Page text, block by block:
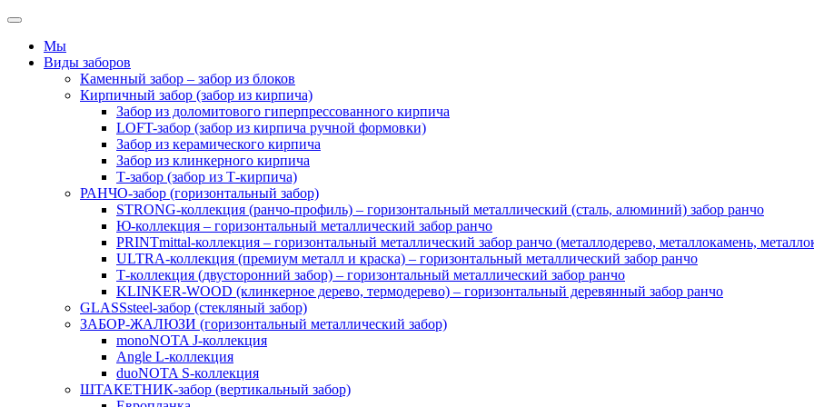
Мы
Виды заборов
Каменный забор – забор из блоков
Кирпичный забор (забор из кирпича)
Забор из доломитового гиперпрессованного кирпича
LOFT-забор (забор из кирпича ручной формовки)
Забор из керамического кирпича
Забор из клинкерного кирпича
Т-забор (забор из Т-кирпича)
РАНЧО-забор (горизонтальный забор)
STRONG-коллекция (ранчо-профиль) – горизонтальный металлический (сталь, алюминий) забор ранчо
Ю-коллекция – горизонтальный металлический забор ранчо
PRINTmittal-коллекция – горизонтальный металлический забор ранчо (металлодерево, металлокамень,
ULTRA-коллекция (премиум металл и краска) – горизонтальный металлический забор ранчо
Т-коллекция (двусторонний забор) – горизонтальный металлический забор ранчо
KLINKER-WOOD (клинкерное дерево, термодерево) – горизонтальный деревянный забор ранчо
GLASSsteel-забор (стекляный забор)
ЗАБОР-ЖАЛЮЗИ (горизонтальный металлический забор)
monoNOTA J-коллекция
Angle L-коллекция
duoNOTA S-коллекция
ШТАКЕТНИК-забор (вертикальный забор)